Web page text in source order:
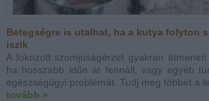
Betegségre is utalhat, ha a kutya folyton
iszik
A fokozott szomjúságérzet gyakran
ha hosszabb időn át fennáll, vagy egyéb
egészségügyi problémát. Tudj meg többet a
tovább »